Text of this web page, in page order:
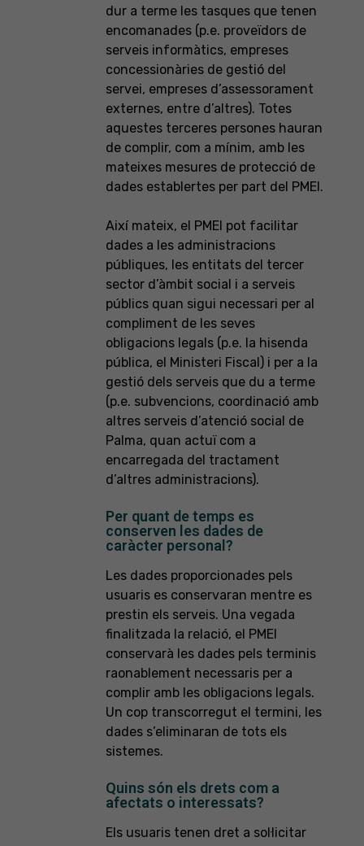
dur a terme les tasques que tenen
encomanades (p.e. proveïdors de
serveis informàtics, empreses
concessionàries de gestió del
servei, empreses d’assessorament
externes, entre d’altres). Totes
aquestes terceres persones hauran
de complir, com a mínim, amb les
mateixes mesures de protecció de
dades establertes per part del PMEI.
Així mateix, el PMEI pot facilitar
dades a les administracions
públiques, les entitats del tercer
sector d’àmbit social i a serveis
públics quan sigui necessari per al
compliment de les seves
obligacions legals (p.e. la hisenda
pública, el Ministeri Fiscal) i per a la
gestió dels serveis que du a terme
(p.e. subvencions, coordinació amb
altres serveis d’atenció social de
Palma, quan actuï com a
encarregada del tractament
d’altres administracions).
Per quant de temps es
conserven les dades de
caràcter personal?
Les dades proporcionades pels
usuaris es conservaran mentre es
prestin els serveis. Una vegada
finalitzada la relació, el PMEI
conservarà les dades pels terminis
raonablement necessaris per a
complir amb les obligacions legals.
Un cop transcorregut el termini, les
dades s’eliminaran de tots els
sistemes.
Quins són els drets com a
afectats o interessats?
Els usuaris tenen dret a sol·licitar